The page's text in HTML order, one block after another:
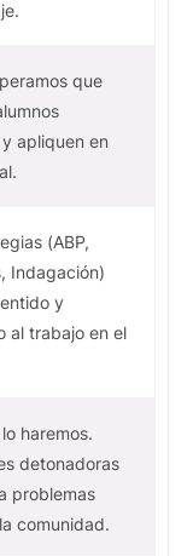
que
apliquen en
(ABP,
Indagación)
y
al trabajo en el
haremos.
detonadoras
problemas
comunidad.